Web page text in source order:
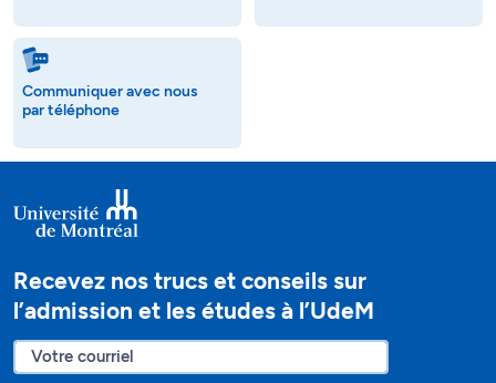
Communiquer avec nous
par téléphone
Recevez nos trucs et conseils sur
l’admission et les études à l’UdeM